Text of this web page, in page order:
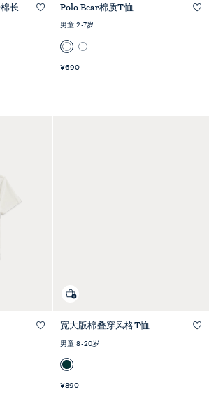
预览
长
Polo Bear棉质T恤
男童 2-7岁
¥690
快速预览
宽大版棉叠穿风格T恤
男童 8-20岁
¥890